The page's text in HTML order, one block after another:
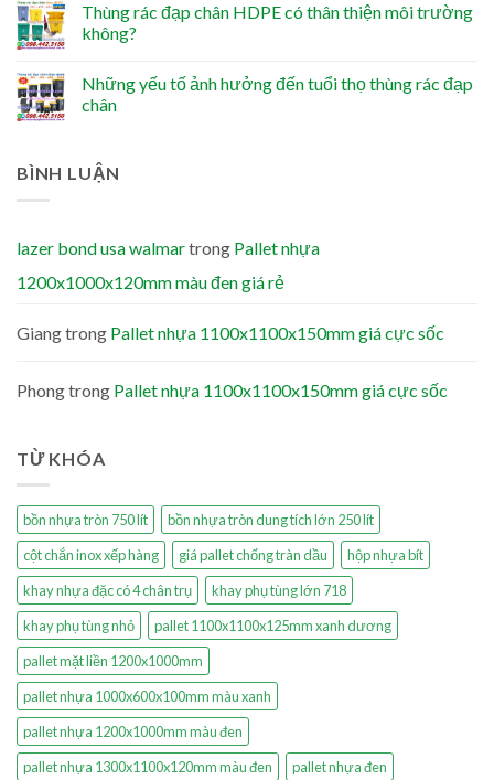
Thùng rác đạp chân HDPE có thân thiện môi trường
không?
Những yếu tố ảnh hưởng đến tuổi thọ thùng rác đạp
chân
BÌNH LUẬN
lazer bond usa walmartrong Pallet nhựa
1200x1000x120mm màu đen giá rẻ
Giangtrong Pallet nhựa 1100x1100x150mm giá cực sốc
Phongtrong Pallet nhựa 1100x1100x150mm giá cực sốc
TỪ KHÓA
bồn nhựa tròn 750 lít
bồn nhựa tròn dung tích lớn 250 lít
cột chắn inox xếp hàng
giá pallet chống tràn dầu
hộp nhựa bít
khay nhựa đặc có 4 chân trụ
khay phụ tùng lớn 718
khay phụ tùng nhỏ
pallet 1100x1100x125mm xanh dương
pallet mặt liền 1200x1000mm
pallet nhựa 1000x600x100mm màu xanh
pallet nhựa 1200x1000mm màu đen
pallet nhựa 1300x1100x120mm màu đen
pallet nhựa đen